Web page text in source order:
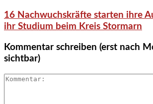
16 Nachwuchskräfte starten ihre
ihr Studium beim Kreis Stormarn
Kommentar schreiben (erst nach
sichtbar)